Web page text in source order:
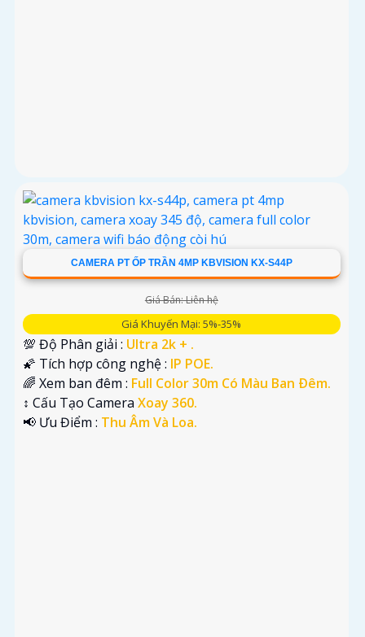
CAMERA PT ỐP TRẦN 4MP KBVISION KX-S44P
Giá Bán: Liên hệ
Giá Khuyến Mại: 5%-35%
💯 Độ Phân giải : Ultra 2k + .
🌠 Tích hợp công nghệ : IP POE.
🌈 Xem ban đêm : Full Color 30m Có Màu Ban Ðêm.
↕️ Cấu Tạo Camera Xoay 360.
️📢 Ưu Điểm : Thu Âm Và Loa.